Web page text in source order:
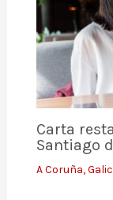
Carta
Santiago
A Coruña,